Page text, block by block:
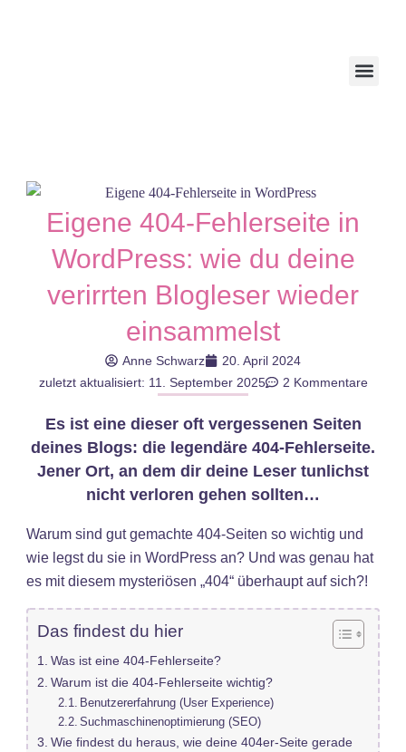
Eigene 404-Fehlerseite in
WordPress: wie du deine
verirrten Blogleser wieder
einsammelst
Anne Schwarz
20. April 2024
zuletzt aktualisiert: 11. September 2025
2 Kommentare
Es ist eine dieser oft vergessenen Seiten
deines Blogs: die legendäre 404-Fehlerseite.
Jener Ort, an dem dir deine Leser tunlichst
nicht verloren gehen sollten…
Warum sind gut gemachte 404-Seiten so wichtig und
wie legst du sie in WordPress an? Und was genau hat
es mit diesem mysteriösen „404“ überhaupt auf sich?!
Das findest du hier
Was ist eine 404-Fehlerseite?
Warum ist die 404-Fehlerseite wichtig?
Benutzererfahrung (User Experience)
Suchmaschinenoptimierung (SEO)
Wie findest du heraus, wie deine 404er-Seite gerade